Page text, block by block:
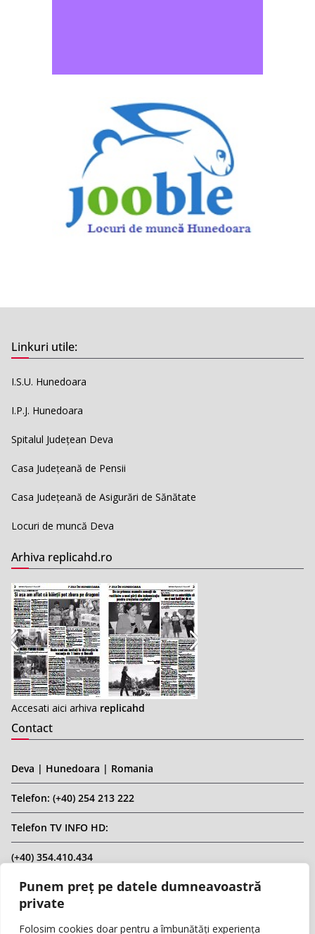
Punem preț pe datele dumneavoastră
private
Folosim cookies doar pentru a îmbunătăți experiența
Linkuri utile:
I.S.U. Hunedoara
I.P.J. Hunedoara
Spitalul Județean Deva
Casa Județeană de Pensii
Casa Județeană de Asigurări de Sănătate
Locuri de muncă Deva
Arhiva replicahd.ro
Accesati aici arhiva replicahd
Contact
Deva | Hunedoara | Romania
Telefon: (+40) 254 213 222
Telefon TV INFO HD:
(+40) 354.410.434
Email: infohd20@gmail.com
Website: www.replicahd.ro